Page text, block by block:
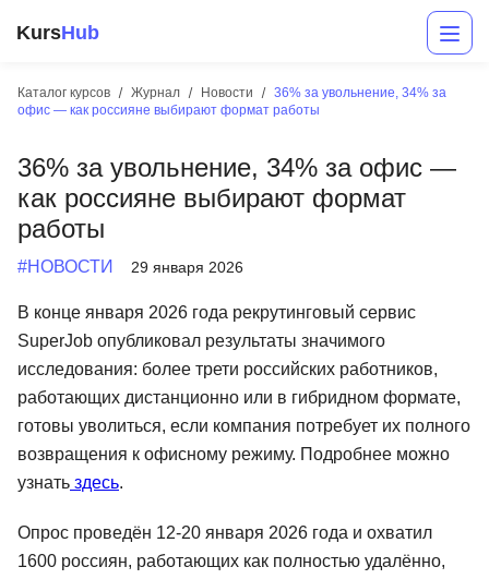
KursHub
Каталог курсов Журнал Новости
36% за увольнение, 34% за
офис — как россияне выбирают формат работы
36% за увольнение, 34% за офис —
как россияне выбирают формат
работы
#НОВОСТИ 29 января 2026
В конце января 2026 года рекрутинговый сервис
SuperJob опубликовал результаты значимого
исследования: более трети российских работников,
работающих дистанционно или в гибридном формате,
готовы уволиться, если компания потребует их полного
возвращения к офисному режиму. Подробнее можно
узнать здесь.
Опрос проведён 12-20 января 2026 года и охватил
1600 россиян, работающих как полностью удалённо,
Маркетинг
Дизайн
Аналитика
Менеджмент
Soft Skills